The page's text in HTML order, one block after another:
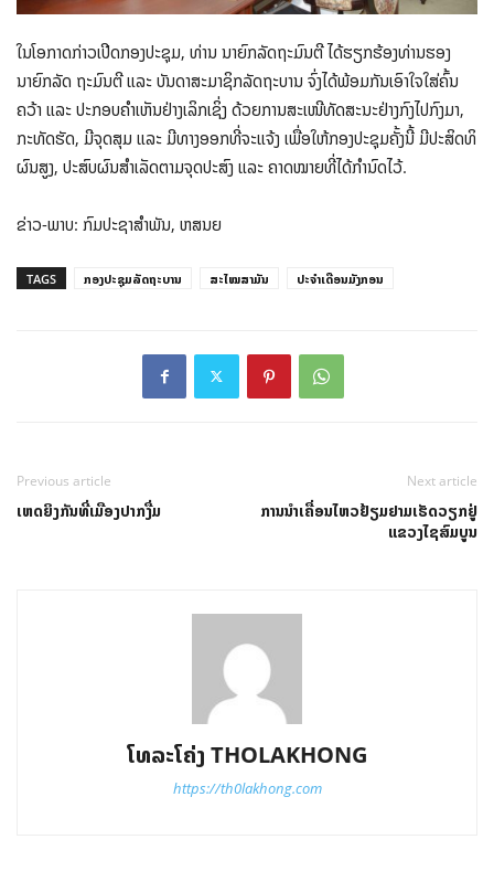
ໃນໂອກາດກ່າວເປີດກອງປະຊຸມ, ທ່ານ ນາຍົກລັດຖະມົນຕີ ໄດ້ຮຽກຮ້ອງທ່ານຮອງ
ນາຍົກລັດ ຖະມົນຕີ ແລະ ບັນດາສະມາຊິກລັດຖະບານ ຈົ່ງໄດ້ພ້ອມກັນເອົາໃຈໃສ່ຄົ້ນ
ຄວ້າ ແລະ ປະກອບຄໍາເຫັນຢ່າງເລິກເຊິ່ງ ດ້ວຍການສະເໜີທັດສະນະຢ່າງກົງໄປກົງມາ,
ກະທັດຮັດ, ມີຈຸດສຸມ ແລະ ມີທາງອອກທີ່ຈະແຈ້ງ ເພື່ອໃຫ້ກອງປະຊຸມຄັ້ງນີ້ ມີປະສິດທິ
ຜົນສູງ, ປະສົບຜົນສຳເລັດຕາມຈຸດປະສົງ ແລະ ຄາດໝາຍທີ່ໄດ້ກໍານົດໄວ້.
ຂ່າວ-ພາບ: ກົມປະຊາສໍາພັນ, ຫສນຍ
TAGS ກອງປະຊຸມລັດຖະບານ ສະໄໝສາມັນ ປະຈຳເດືອນມັງກອນ
Previous article
ເຫດຍິງກັນທີ່ເມືອງປາກງື່ມ
Next article
ການນຳເຄື່ອນໄຫວຢ້ຽມຢາມເຮັດວຽກຢູ່
ແຂວງໄຊສົມບູນ
ໂທລະໂຄ່ງ THOLAKHONG
https://th0lakhong.com